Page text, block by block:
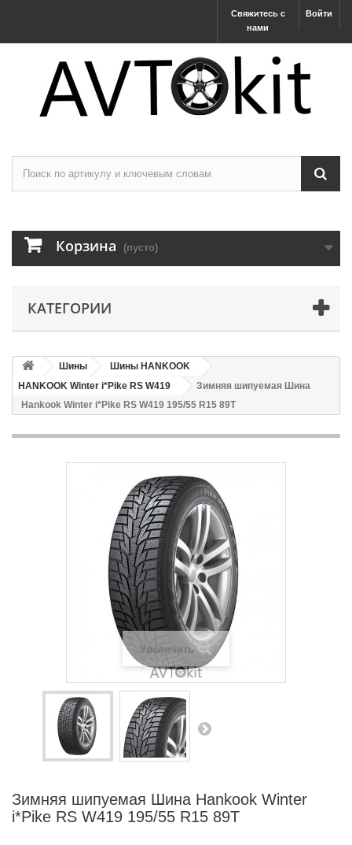
Войти
Свяжитесь с
нами
Корзина (пусто)
КАТЕГОРИИ
Шины
Шины HANKOOK
HANKOOK Winter i*Pike RS W419
Зимняя шипуемая Шина
Hankook Winter i*Pike RS W419 195/55 R15 89T
Увеличить
Зимняя шипуемая Шина Hankook Winter
i*Pike RS W419 195/55 R15 89T